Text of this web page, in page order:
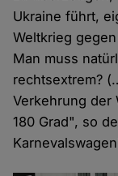
Ukraine führt,
Weltkrieg
Man muss
rechtsextrem?
Verkehrung der
180 Grad", so